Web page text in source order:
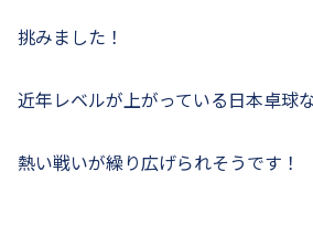
挑みました！
近年レベルが上がっている日本卓球
熱い戦いが繰り広げられそうです！